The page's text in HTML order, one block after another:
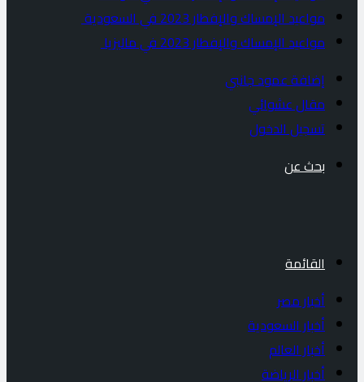
مواعيد الإمساك والإفطار 2023 في السعودية
مواعيد الإمساك والإفطار 2023 في ماليزيا
إضافة عمود جانبي
مقال عشوائي
تسجيل الدخول
بحث عن
القائمة
أخبار مصر
أخبار السعودية
أخبار العالم
أخبار الرياضة